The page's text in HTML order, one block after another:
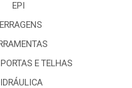
EPI
E TELHAS